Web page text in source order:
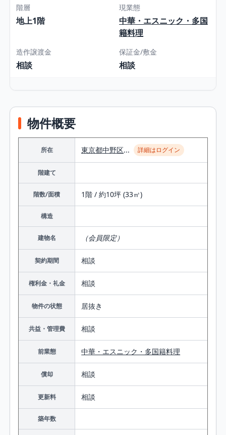
階層
地上1階
現業態
中華・エスニック・多国
籍料理
造作譲渡金
相談
保証金/敷金
相談
物件概要
所在 東京都中野区... 詳細はログイン
階建て
階数/面積 1階 / 約10坪 (33㎡)
構造
建物名 （会員限定）
契約期間 相談
権利金・礼金 相談
物件の状態 居抜き
共益・管理費 相談
前業態 中華・エスニック・多国籍料理
償却 相談
更新料 相談
築年数